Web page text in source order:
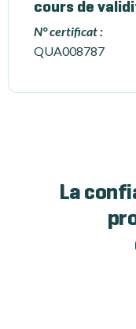
cours de
N° certificat :
QUA008787
La